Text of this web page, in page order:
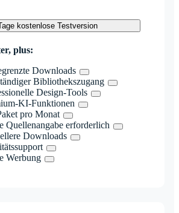
kostenlose Testversion
plus:
Downloads
Bibliothekszugang
Design-Tools
KI-Funktionen
pro Monat
Quellenangabe erforderlich
Downloads
Werbung